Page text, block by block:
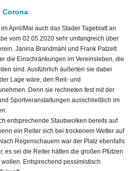
Corona
April/Mai auch das Stader Tageblatt an
vom 02.05.2020 sehr umfangreich über
Janina Brandmähl und Frank Patzelt
die Einschränkungen im Vereinsleben, die
sind. Ausführlich äußerten sie dabei
Lage wäre, den Reit- und
Denn sie rechneten fest mit der
Sportveranstaltungen ausschließlich im
entsprechende Staubwolken bereits auf
ein Reiter sich bei trockenem Wetter auf
Regenschauern war der Platz ebenfalls
es sei die Reiter hätten die großen Pfützen
Entsprechend pessimistisch